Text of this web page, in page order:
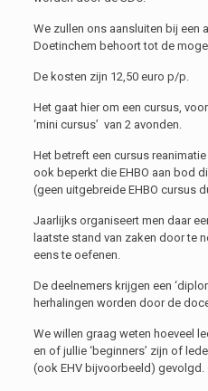
We zullen ons aansluiten bij een
Doetinchem behoort tot de
De kosten zijn 12,50 euro p/p.
Het gaat hier om een cursus,
‘mini cursus’ van 2 avonden.
Het betreft een cursus
ook beperkt die EHBO aan bod
(geen uitgebreide EHBO cursus
Jaarlijks organiseert men daar
laatste stand van zaken door te
eens te oefenen.
De deelnemers krijgen een
herhalingen worden door de
We willen graag weten hoeveel
en of jullie ‘beginners’ zijn of
(ook EHV bijvoorbeeld) gevolgd.